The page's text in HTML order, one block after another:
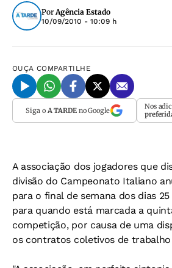
PorAgência Estado
10/09/2010 - 10:09 h
OUÇA COMPARTILHE
Siga o A TARDEno Google Nos
A associação dos jogadores que
divisão do Campeonato Italiano
para o final de semana dos dias
para quando está marcada a
competição, por causa de uma
os contratos coletivos de